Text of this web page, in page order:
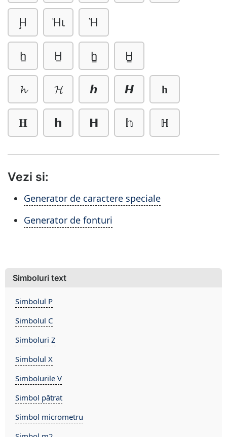
Ḩ ᾘ Ὴ
h̲ H̲ h̳ H̳
𝓱 𝓗 𝙝 𝙃 𝐡
𝐇 𝗵 𝗛 𝕙 ℍ
Vezi si:
Generator de caractere speciale
Generator de fonturi
Simboluri text
Simbolul P
Simbolul C
Simboluri Z
Simbolul X
Simbolurile V
Simbol pătrat
Simbol micrometru